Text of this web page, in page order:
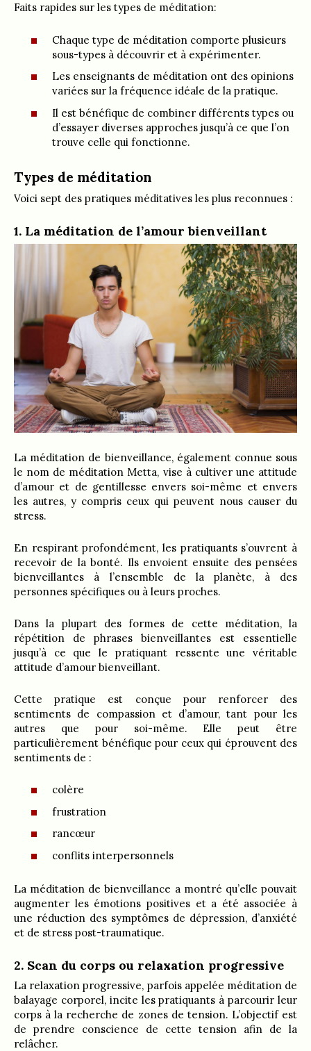
Faits rapides sur les types de méditation:
Chaque type de méditation comporte plusieurs
sous-types à découvrir et à expérimenter.
Les enseignants de méditation ont des opinions
variées sur la fréquence idéale de la pratique.
Il est bénéfique de combiner différents types ou
d’essayer diverses approches jusqu’à ce que l’on
trouve celle qui fonctionne.
Types de méditation
Voici sept des pratiques méditatives les plus reconnues :
1. La méditation de l’amour bienveillant
La méditation de bienveillance, également connue sous
le nom de méditation Metta, vise à cultiver une attitude
d’amour et de gentillesse envers soi-même et envers
les autres, y compris ceux qui peuvent nous causer du
stress.
En respirant profondément, les pratiquants s’ouvrent à
recevoir de la bonté. Ils envoient ensuite des pensées
bienveillantes à l’ensemble de la planète, à des
personnes spécifiques ou à leurs proches.
Dans la plupart des formes de cette méditation, la
répétition de phrases bienveillantes est essentielle
jusqu’à ce que le pratiquant ressente une véritable
attitude d’amour bienveillant.
Cette pratique est conçue pour renforcer des
sentiments de compassion et d’amour, tant pour les
autres que pour soi-même. Elle peut être
particulièrement bénéfique pour ceux qui éprouvent des
sentiments de :
colère
frustration
rancœur
conflits interpersonnels
La méditation de bienveillance a montré qu’elle pouvait
augmenter les émotions positives et a été associée à
une réduction des symptômes de dépression, d’anxiété
et de stress post-traumatique.
2. Scan du corps ou relaxation progressive
La relaxation progressive, parfois appelée méditation de
balayage corporel, incite les pratiquants à parcourir leur
corps à la recherche de zones de tension. L’objectif est
de prendre conscience de cette tension afin de la
relâcher.